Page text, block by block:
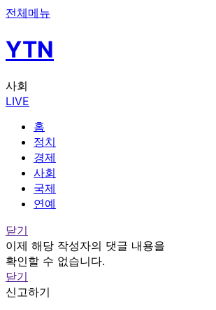
전체메뉴
YTN
사회
LIVE
홈
정치
경제
사회
국제
연예
닫기
이제 해당 작성자의 댓글 내용을
확인할 수 없습니다.
닫기
신고하기